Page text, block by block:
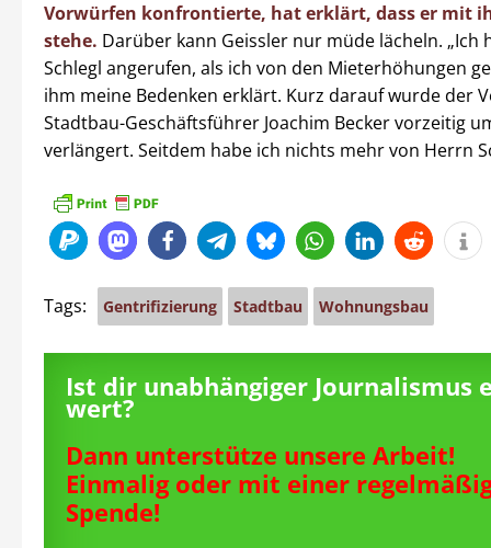
Vorwürfen konfrontierte, hat erklärt, dass er mit
stehe. Darüber kann Geissler nur müde lächeln. „Ich
Schlegl angerufen, als ich von den Mieterhöhungen
ihm meine Bedenken erklärt. Kurz darauf wurde der
Stadtbau-Geschäftsführer Joachim Becker vorzeitig
verlängert. Seitdem habe ich nichts mehr von Herrn
Tags: Gentrifizierung Stadtbau Wohnungsbau
Ist dir unabhängiger Journalismus
wert?
Dann unterstütze unsere Arbeit!
Einmalig oder mit einer
Spende!